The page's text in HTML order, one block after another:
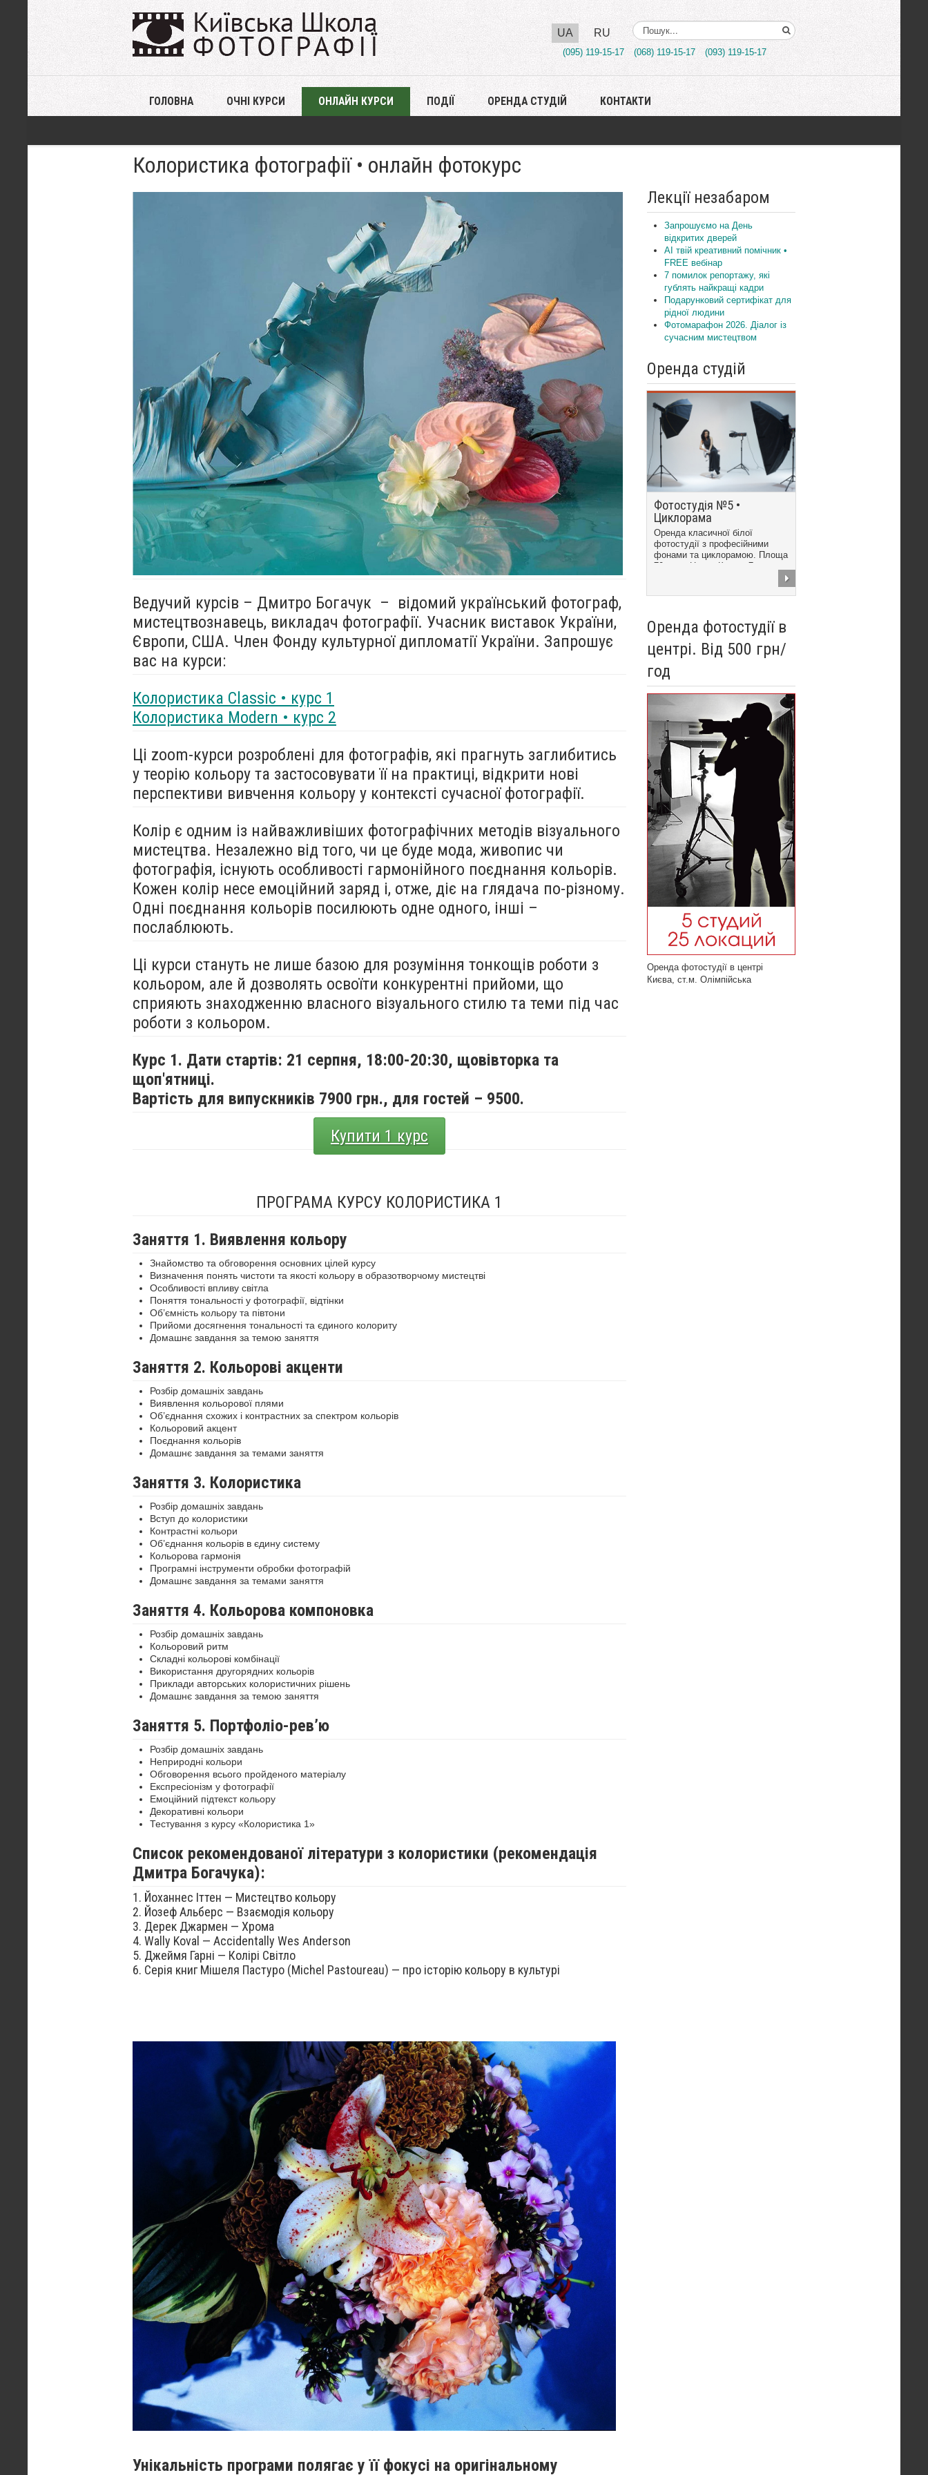
UA RU Поиск..
(095) 119-15-17 (068) 119-15-17 (093) 119-15-17
ГОЛОВНА ОЧНІ КУРСИ ОНЛАЙН КУРСИ ПОДІЇ ОРЕНДА СТУДІЙ КОНТАКТИ
Колористика фотографії • онлайн фотокурс
Ведучий курсів – Дмитро Богачук – відомий український фотограф,
мистецтвознавець, викладач фотографії. Учасник виставок України,
Європи, США. Член Фонду культурної дипломатії України. Запрошує
вас на курси:
Колористика Classic • курс 1
Колористика Modern • курс 2
Ці zoom-курси розроблені для фотографів, які прагнуть заглибитись
у теорію кольору та застосовувати її на практиці, відкрити нові
перспективи вивчення кольору у контексті сучасної фотографії.
Колір є одним із найважливіших фотографічних методів візуального
мистецтва. Незалежно від того, чи це буде мода, живопис чи
фотографія, існують особливості гармонійного поєднання кольорів.
Кожен колір несе емоційний заряд і, отже, діє на глядача по-різному.
Одні поєднання кольорів посилюють одне одного, інші –
послаблюють.
Ці курси стануть не лише базою для розуміння тонкощів роботи з
кольором, але й дозволять освоїти конкурентні прийоми, що
сприяють знаходженню власного візуального стилю та теми під час
роботи з кольором.
Курс 1. Дати стартів: 21 серпня, 18:00-20:30, щовівторка та
щоп'ятниці.
Вартість для випускників 7900 грн., для гостей – 9500.
Купити 1 курс
ПРОГРАМА КУРСУ КОЛОРИСТИКА 1
Заняття 1. Виявлення кольору
Знайомство та обговорення основних цілей курсу
Визначення понять чистоти та якості кольору в образотворчому мистецтві
Особливості впливу світла
Поняття тональності у фотографії, відтінки
Об’ємність кольору та півтони
Прийоми досягнення тональності та єдиного колориту
Домашнє завдання за темою заняття
Заняття 2. Кольорові акценти
Розбір домашніх завдань
Виявлення кольорової плями
Об’єднання схожих і контрастних за спектром кольорів
Кольоровий акцент
Поєднання кольорів
Домашнє завдання за темами заняття
Заняття 3. Колористика
Розбір домашніх завдань
Вступ до колористики
Контрастні кольори
Об’єднання кольорів в єдину систему
Кольорова гармонія
Програмні інструменти обробки фотографій
Домашнє завдання за темами заняття
Заняття 4. Кольорова компоновка
Розбір домашніх завдань
Кольоровий ритм
Складні кольорові комбінації
Використання другорядних кольорів
Приклади авторських колористичних рішень
Домашнє завдання за темою заняття
Заняття 5. Портфоліо-рев’ю
Розбір домашніх завдань
Неприродні кольори
Обговорення всього пройденого матеріалу
Експресіонізм у фотографії
Емоційний підтекст кольору
Декоративні кольори
Тестування з курсу «Колористика 1»
Список рекомендованої літератури з колористики (рекомендація
Дмитра Богачука):
1. Йоханнес Іттен — Мистецтво кольору
2. Йозеф Альберс — Взаємодія кольору
3. Дерек Джармен — Хрома
4. Wally Koval — Accidentally Wes Anderson
5. Джеймя Гарні — Колірі Світло
6. Серія книг Мішеля Пастуро (Michel Pastoureau) — про історію кольору в культурі
Унікальність програми полягає у її фокусі на оригінальному
Лекції незабаром
Запрошуємо на День
відкритих дверей
AI твій креативний помічник •
FREE вебінар
7 помилок репортажу, які
гублять найкращі кадри
Подарунковий сертифікат для
рідної людини
Фотомарафон 2026. Діалог із
сучасним мистецтвом
Оренда студій
Фотостудія №5 •
Циклорама
Оренда класичної білої
фотостудії з професійними
фонами та циклорамою. Площа
70 кв.м. Центр Києва, 7...
Оренда фотостудії в
центрі. Від 500 грн/
год
Оренда фотостудії в центрі
Києва, ст.м. Олімпійська